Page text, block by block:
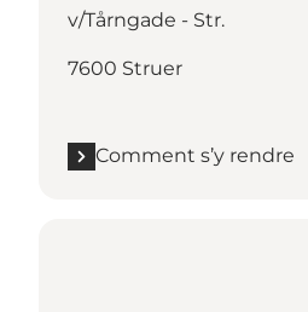
v/Tårngade - Str.
7600 Struer
Comment s’y rendre